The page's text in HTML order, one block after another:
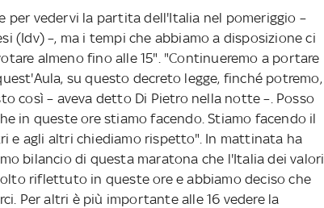
per vedervi la partita dell'Italia nel pomeriggio –
(Idv) –, ma i tempi che abbiamo a disposizione ci
almeno fino alle 15". "Continueremo a portare
su questo decreto legge, finché potremo,
così – aveva detto Di Pietro nella notte –. Posso
in queste ore stiamo facendo. Stiamo facendo il
e agli altri chiediamo rispetto". In mattinata ha
bilancio di questa maratona che l'Italia dei valori
riflettuto in queste ore e abbiamo deciso che
Per altri è più importante alle 16 vedere la